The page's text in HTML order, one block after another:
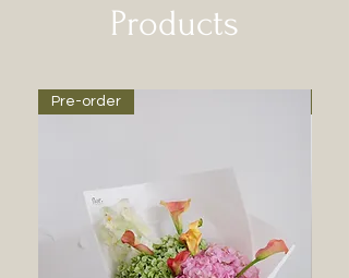
Products
Pre-order